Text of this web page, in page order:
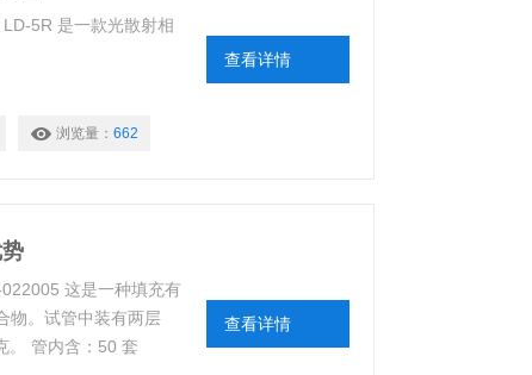
5R 是一款光散射相
浏览量： 662
查看详情
这是一种填充有
物。试管中装有两层
。 管内含：50 套
查看详情